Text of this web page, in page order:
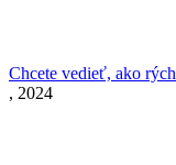
Chcete vedieť, ako
, 2024